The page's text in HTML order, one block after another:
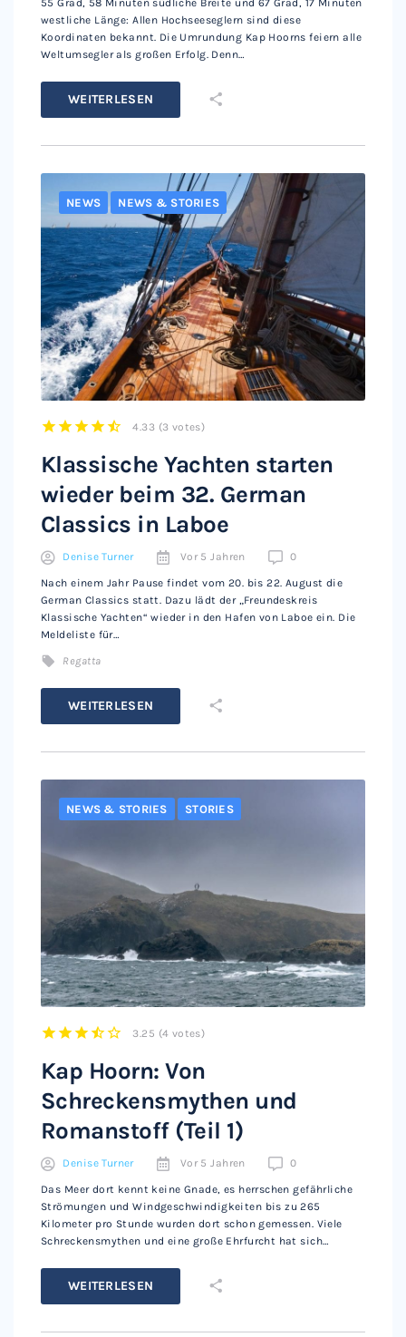
westliche Länge: Allen Hochseeseglern sind diese
Koordinaten bekannt. Die Umrundung Kap Hoorns feiern alle
Weltumsegler als großen Erfolg. Denn…
WEITERLESEN
NEWS NEWS & STORIES
4.33 (3 votes)
Klassische Yachten starten
wieder beim 32. German
Classics in Laboe
Denise Turner Vor 5 Jahren 0
Nach einem Jahr Pause findet vom 20. bis 22. August die
German Classics statt. Dazu lädt der „Freundeskreis
Klassische Yachten“ wieder in den Hafen von Laboe ein. Die
Meldeliste für…
Regatta
WEITERLESEN
NEWS & STORIES STORIES
3.25 (4 votes)
Kap Hoorn: Von
Schreckensmythen und
Romanstoff (Teil 1)
Denise Turner Vor 5 Jahren 0
Das Meer dort kennt keine Gnade, es herrschen gefährliche
Strömungen und Windgeschwindigkeiten bis zu 265
Kilometer pro Stunde wurden dort schon gemessen. Viele
Schreckensmythen und eine große Ehrfurcht hat sich…
WEITERLESEN